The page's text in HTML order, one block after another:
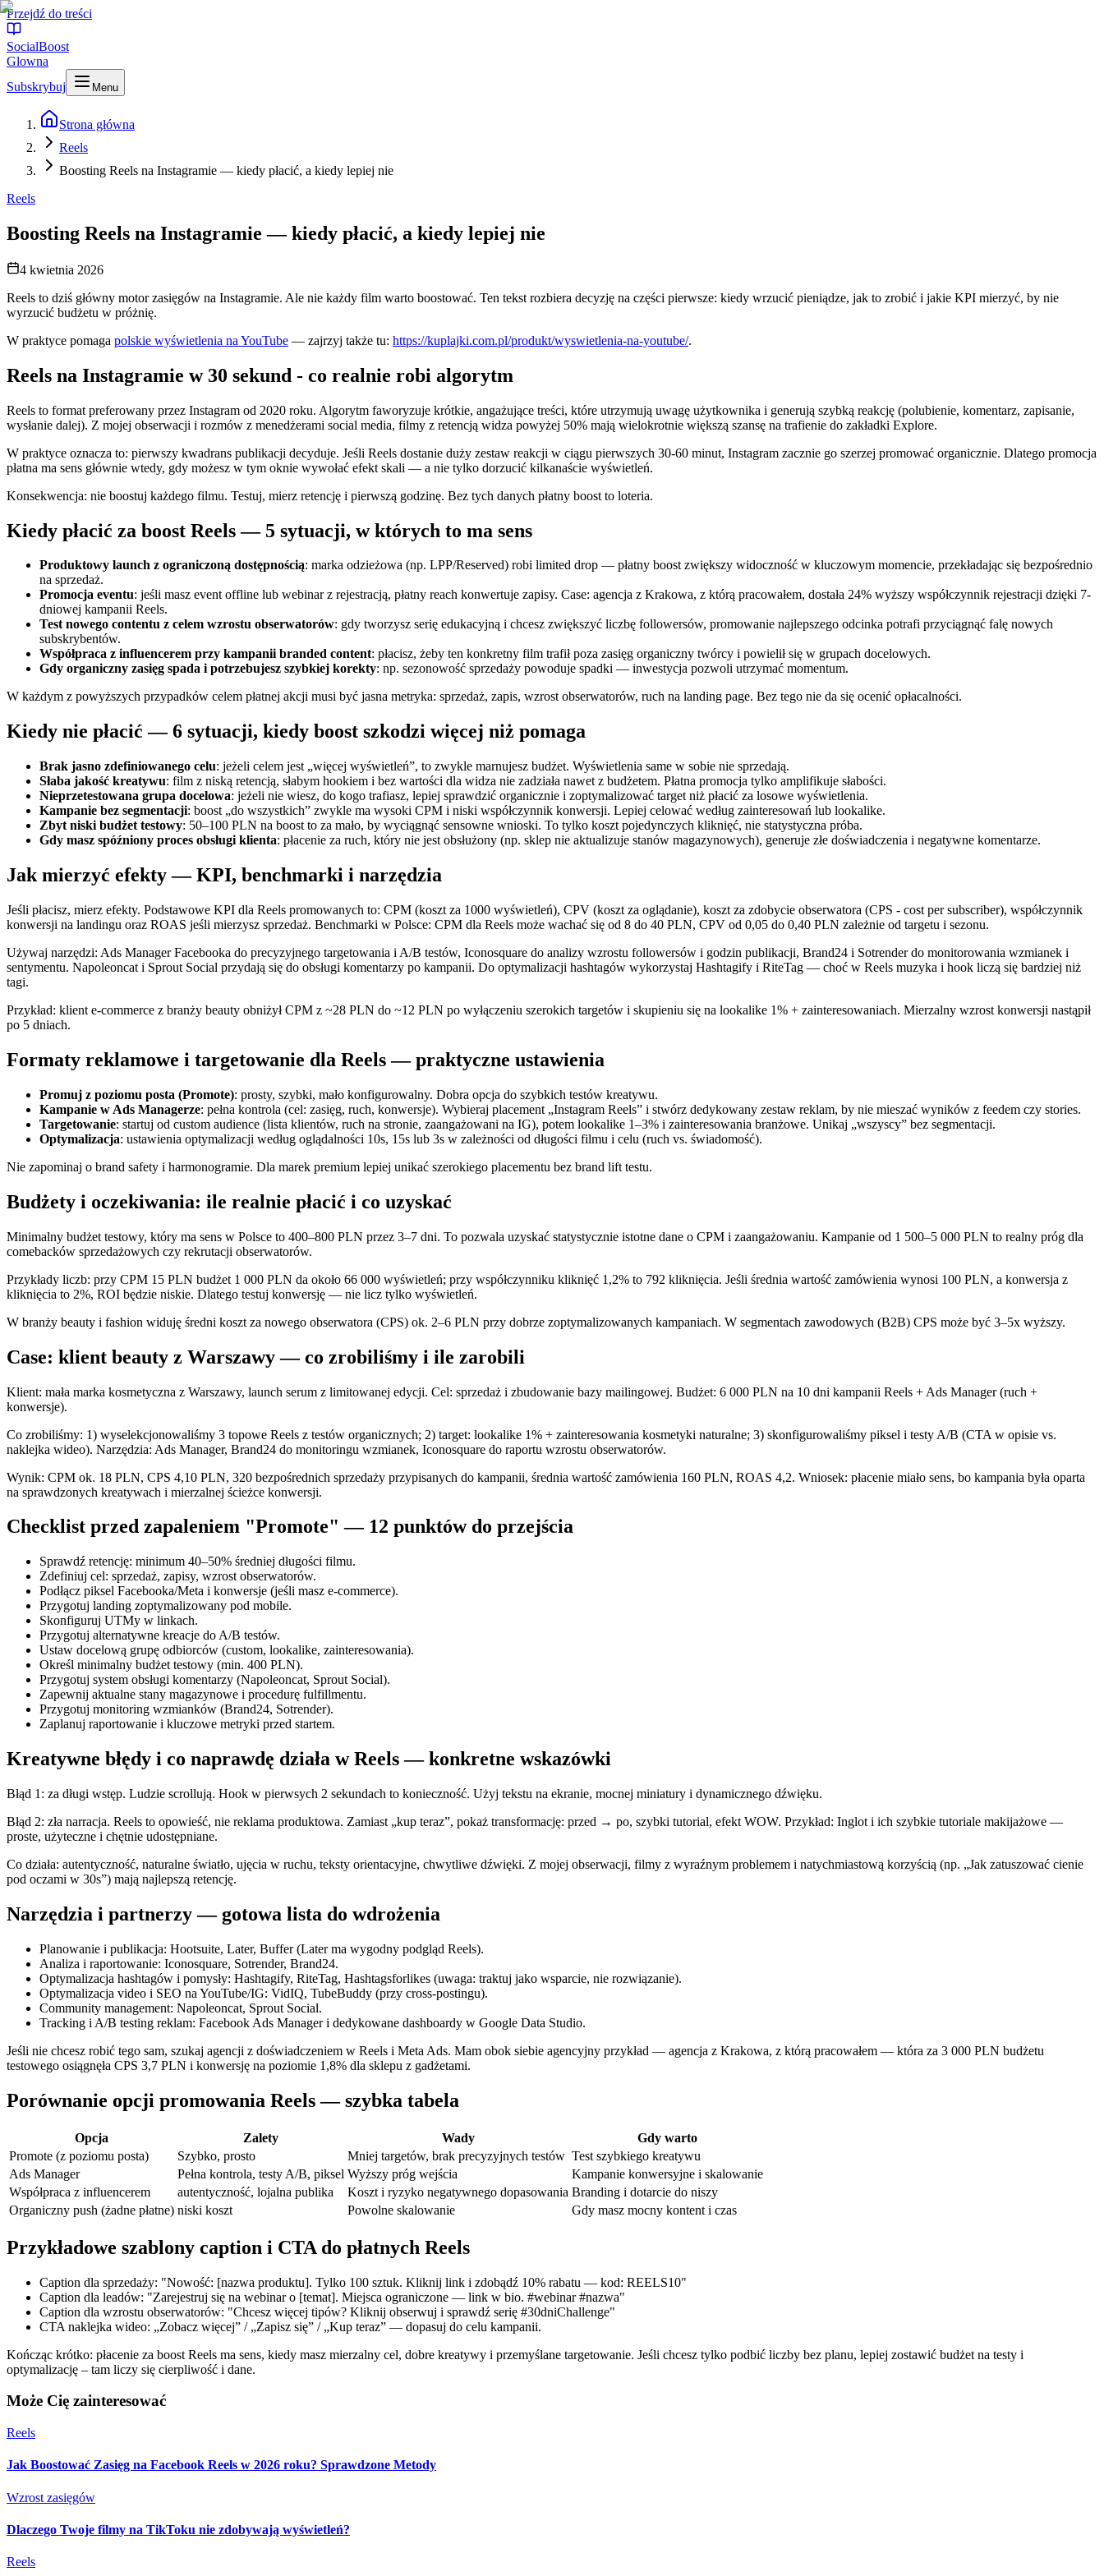
Przejdź do treści
SocialBoost
Glowna
Subskrybuj
Menu
Strona główna
Reels
Boosting Reels na Instagramie — kiedy płacić, a kiedy lepiej nie
Reels
Boosting Reels na Instagramie — kiedy płacić, a kiedy lepiej nie
4 kwietnia 2026
Reels to dziś główny motor zasięgów na Instagramie. Ale nie każdy film warto boostować. Ten tekst rozbiera decyzję na części pierwsze: kiedy wrzucić pieniądze, jak to zrobić i jakie KPI mierzyć, by nie
wyrzucić budżetu w próżnię.
W praktyce pomaga polskie wyświetlenia na YouTube — zajrzyj także tu: https://kuplajki.com.pl/produkt/wyswietlenia-na-youtube/.
Reels na Instagramie w 30 sekund - co realnie robi algorytm
Reels to format preferowany przez Instagram od 2020 roku. Algorytm faworyzuje krótkie, angażujące treści, które utrzymują uwagę użytkownika i generują szybką reakcję (polubienie, komentarz, zapisanie,
wysłanie dalej). Z mojej obserwacji i rozmów z menedżerami social media, filmy z retencją widza powyżej 50% mają wielokrotnie większą szansę na trafienie do zakładki Explore.
W praktyce oznacza to: pierwszy kwadrans publikacji decyduje. Jeśli Reels dostanie duży zestaw reakcji w ciągu pierwszych 30-60 minut, Instagram zacznie go szerzej promować organicznie. Dlatego promocja
płatna ma sens głównie wtedy, gdy możesz w tym oknie wywołać efekt skali — a nie tylko dorzucić kilkanaście wyświetleń.
Konsekwencja: nie boostuj każdego filmu. Testuj, mierz retencję i pierwszą godzinę. Bez tych danych płatny boost to loteria.
Kiedy płacić za boost Reels — 5 sytuacji, w których to ma sens
Produktowy launch z ograniczoną dostępnością: marka odzieżowa (np. LPP/Reserved) robi limited drop — płatny boost zwiększy widoczność w kluczowym momencie, przekładając się bezpośrednio
na sprzedaż.
Promocja eventu: jeśli masz event offline lub webinar z rejestracją, płatny reach konwertuje zapisy. Case: agencja z Krakowa, z którą pracowałem, dostała 24% wyższy współczynnik rejestracji dzięki 7-
dniowej kampanii Reels.
Test nowego contentu z celem wzrostu obserwatorów: gdy tworzysz serię edukacyjną i chcesz zwiększyć liczbę followersów, promowanie najlepszego odcinka potrafi przyciągnąć falę nowych
subskrybentów.
Współpraca z influencerem przy kampanii branded content: płacisz, żeby ten konkretny film trafił poza zasięg organiczny twórcy i powielił się w grupach docelowych.
Gdy organiczny zasięg spada i potrzebujesz szybkiej korekty: np. sezonowość sprzedaży powoduje spadki — inwestycja pozwoli utrzymać momentum.
W każdym z powyższych przypadków celem płatnej akcji musi być jasna metryka: sprzedaż, zapis, wzrost obserwatorów, ruch na landing page. Bez tego nie da się ocenić opłacalności.
Kiedy nie płacić — 6 sytuacji, kiedy boost szkodzi więcej niż pomaga
Brak jasno zdefiniowanego celu: jeżeli celem jest „więcej wyświetleń”, to zwykle marnujesz budżet. Wyświetlenia same w sobie nie sprzedają.
Słaba jakość kreatywu: film z niską retencją, słabym hookiem i bez wartości dla widza nie zadziała nawet z budżetem. Płatna promocja tylko amplifikuje słabości.
Nieprzetestowana grupa docelowa: jeżeli nie wiesz, do kogo trafiasz, lepiej sprawdzić organicznie i zoptymalizować target niż płacić za losowe wyświetlenia.
Kampanie bez segmentacji: boost „do wszystkich” zwykle ma wysoki CPM i niski współczynnik konwersji. Lepiej celować według zainteresowań lub lookalike.
Zbyt niski budżet testowy: 50–100 PLN na boost to za mało, by wyciągnąć sensowne wnioski. To tylko koszt pojedynczych kliknięć, nie statystyczna próba.
Gdy masz spóźniony proces obsługi klienta: płacenie za ruch, który nie jest obsłużony (np. sklep nie aktualizuje stanów magazynowych), generuje złe doświadczenia i negatywne komentarze.
Jak mierzyć efekty — KPI, benchmarki i narzędzia
Jeśli płacisz, mierz efekty. Podstawowe KPI dla Reels promowanych to: CPM (koszt za 1000 wyświetleń), CPV (koszt za oglądanie), koszt za zdobycie obserwatora (CPS - cost per subscriber), współczynnik
konwersji na landingu oraz ROAS jeśli mierzysz sprzedaż. Benchmarki w Polsce: CPM dla Reels może wachać się od 8 do 40 PLN, CPV od 0,05 do 0,40 PLN zależnie od targetu i sezonu.
Używaj narzędzi: Ads Manager Facebooka do precyzyjnego targetowania i A/B testów, Iconosquare do analizy wzrostu followersów i godzin publikacji, Brand24 i Sotrender do monitorowania wzmianek i
sentymentu. Napoleoncat i Sprout Social przydają się do obsługi komentarzy po kampanii. Do optymalizacji hashtagów wykorzystaj Hashtagify i RiteTag — choć w Reels muzyka i hook liczą się bardziej niż
tagi.
Przykład: klient e‑commerce z branży beauty obniżył CPM z ~28 PLN do ~12 PLN po wyłączeniu szerokich targetów i skupieniu się na lookalike 1% + zainteresowaniach. Mierzalny wzrost konwersji nastąpił
po 5 dniach.
Formaty reklamowe i targetowanie dla Reels — praktyczne ustawienia
Promuj z poziomu posta (Promote): prosty, szybki, mało konfigurowalny. Dobra opcja do szybkich testów kreatywu.
Kampanie w Ads Managerze: pełna kontrola (cel: zasięg, ruch, konwersje). Wybieraj placement „Instagram Reels” i stwórz dedykowany zestaw reklam, by nie mieszać wyników z feedem czy stories.
Targetowanie: startuj od custom audience (lista klientów, ruch na stronie, zaangażowani na IG), potem lookalike 1–3% i zainteresowania branżowe. Unikaj „wszyscy” bez segmentacji.
Optymalizacja: ustawienia optymalizacji według oglądalności 10s, 15s lub 3s w zależności od długości filmu i celu (ruch vs. świadomość).
Nie zapominaj o brand safety i harmonogramie. Dla marek premium lepiej unikać szerokiego placementu bez brand lift testu.
Budżety i oczekiwania: ile realnie płacić i co uzyskać
Minimalny budżet testowy, który ma sens w Polsce to 400–800 PLN przez 3–7 dni. To pozwala uzyskać statystycznie istotne dane o CPM i zaangażowaniu. Kampanie od 1 500–5 000 PLN to realny próg dla
comebacków sprzedażowych czy rekrutacji obserwatorów.
Przykłady liczb: przy CPM 15 PLN budżet 1 000 PLN da około 66 000 wyświetleń; przy współczynniku kliknięć 1,2% to 792 kliknięcia. Jeśli średnia wartość zamówienia wynosi 100 PLN, a konwersja z
kliknięcia to 2%, ROI będzie niskie. Dlatego testuj konwersję — nie licz tylko wyświetleń.
W branży beauty i fashion widuję średni koszt za nowego obserwatora (CPS) ok. 2–6 PLN przy dobrze zoptymalizowanych kampaniach. W segmentach zawodowych (B2B) CPS może być 3–5x wyższy.
Case: klient beauty z Warszawy — co zrobiliśmy i ile zarobili
Klient: mała marka kosmetyczna z Warszawy, launch serum z limitowanej edycji. Cel: sprzedaż i zbudowanie bazy mailingowej. Budżet: 6 000 PLN na 10 dni kampanii Reels + Ads Manager (ruch +
konwersje).
Co zrobiliśmy: 1) wyselekcjonowaliśmy 3 topowe Reels z testów organicznych; 2) target: lookalike 1% + zainteresowania kosmetyki naturalne; 3) skonfigurowaliśmy piksel i testy A/B (CTA w opisie vs.
naklejka wideo). Narzędzia: Ads Manager, Brand24 do monitoringu wzmianek, Iconosquare do raportu wzrostu obserwatorów.
Wynik: CPM ok. 18 PLN, CPS 4,10 PLN, 320 bezpośrednich sprzedaży przypisanych do kampanii, średnia wartość zamówienia 160 PLN, ROAS 4,2. Wniosek: płacenie miało sens, bo kampania była oparta
na sprawdzonych kreatywach i mierzalnej ścieżce konwersji.
Checklist przed zapaleniem "Promote" — 12 punktów do przejścia
Sprawdź retencję: minimum 40–50% średniej długości filmu.
Zdefiniuj cel: sprzedaż, zapisy, wzrost obserwatorów.
Podłącz piksel Facebooka/Meta i konwersje (jeśli masz e‑commerce).
Przygotuj landing zoptymalizowany pod mobile.
Skonfiguruj UTMy w linkach.
Przygotuj alternatywne kreacje do A/B testów.
Ustaw docelową grupę odbiorców (custom, lookalike, zainteresowania).
Określ minimalny budżet testowy (min. 400 PLN).
Przygotuj system obsługi komentarzy (Napoleoncat, Sprout Social).
Zapewnij aktualne stany magazynowe i procedurę fulfillmentu.
Przygotuj monitoring wzmianków (Brand24, Sotrender).
Zaplanuj raportowanie i kluczowe metryki przed startem.
Kreatywne błędy i co naprawdę działa w Reels — konkretne wskazówki
Błąd 1: za długi wstęp. Ludzie scrollują. Hook w pierwsych 2 sekundach to konieczność. Użyj tekstu na ekranie, mocnej miniatury i dynamicznego dźwięku.
Błąd 2: zła narracja. Reels to opowieść, nie reklama produktowa. Zamiast „kup teraz”, pokaż transformację: przed → po, szybki tutorial, efekt WOW. Przykład: Inglot i ich szybkie tutoriale makijażowe —
proste, użyteczne i chętnie udostępniane.
Co działa: autentyczność, naturalne światło, ujęcia w ruchu, teksty orientacyjne, chwytliwe dźwięki. Z mojej obserwacji, filmy z wyraźnym problemem i natychmiastową korzyścią (np. „Jak zatuszować cienie
pod oczami w 30s”) mają najlepszą retencję.
Narzędzia i partnerzy — gotowa lista do wdrożenia
Planowanie i publikacja: Hootsuite, Later, Buffer (Later ma wygodny podgląd Reels).
Analiza i raportowanie: Iconosquare, Sotrender, Brand24.
Optymalizacja hashtagów i pomysły: Hashtagify, RiteTag, Hashtagsforlikes (uwaga: traktuj jako wsparcie, nie rozwiązanie).
Optymalizacja video i SEO na YouTube/IG: VidIQ, TubeBuddy (przy cross‑postingu).
Community management: Napoleoncat, Sprout Social.
Tracking i A/B testing reklam: Facebook Ads Manager i dedykowane dashboardy w Google Data Studio.
Jeśli nie chcesz robić tego sam, szukaj agencji z doświadczeniem w Reels i Meta Ads. Mam obok siebie agencyjny przykład — agencja z Krakowa, z którą pracowałem — która za 3 000 PLN budżetu
testowego osiągnęła CPS 3,7 PLN i konwersję na poziomie 1,8% dla sklepu z gadżetami.
Porównanie opcji promowania Reels — szybka tabela
Opcja Zalety Wady
Gdy warto
Promote (z poziomu posta)
Szybko, prosto Mniej targetów, brak precyzyjnych testów Test szybkiego kreatywu
Ads Manager
Pełna kontrola, testy A/B, piksel Wyższy próg wejścia
Kampanie konwersyjne i skalowanie
Współpraca z influencerem
autentyczność, lojalna publika Koszt i ryzyko negatywnego dopasowania Branding i dotarcie do niszy
Organiczny push (żadne płatne) niski koszt Powolne skalowanie Gdy masz mocny kontent i czas
Przykładowe szablony caption i CTA do płatnych Reels
Caption dla sprzedaży: "Nowość: [nazwa produktu]. Tylko 100 sztuk. Kliknij link i zdobądź 10% rabatu — kod: REELS10"
Caption dla leadów: "Zarejestruj się na webinar o [temat]. Miejsca ograniczone — link w bio. #webinar #nazwa"
Caption dla wzrostu obserwatorów: "Chcesz więcej tipów? Kliknij obserwuj i sprawdź serię #30dniChallenge"
CTA naklejka wideo: „Zobacz więcej” / „Zapisz się” / „Kup teraz” — dopasuj do celu kampanii.
Kończąc krótko: płacenie za boost Reels ma sens, kiedy masz mierzalny cel, dobre kreatywy i przemyślane targetowanie. Jeśli chcesz tylko podbić liczby bez planu, lepiej zostawić budżet na testy i
optymalizację – tam liczy się cierpliwość i dane.
Może Cię zainteresować
Reels
Jak Boostować Zasięg na Facebook Reels w 2026 roku? Sprawdzone Metody
Wzrost zasięgów
Dlaczego Twoje filmy na TikToku nie zdobywają wyświetleń?
Reels